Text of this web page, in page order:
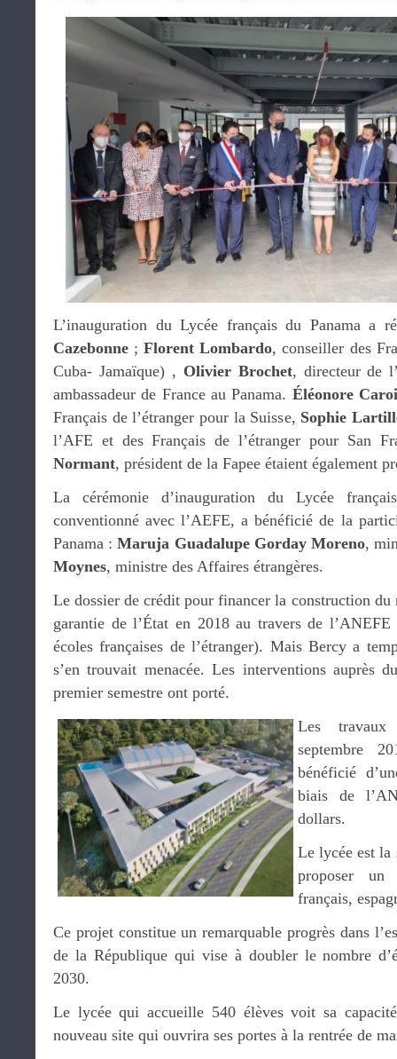
L’inauguration du Lycée français du Panama a
Cazebonne ;Florent Lombardo, conseiller des
Cuba- Jamaïque) , Olivier Brochet, directeur de
ambassadeur de France au Panama. Éléonore
Français de l’étranger pour la Suisse, Sophie
l’AFE et des Français de l’étranger pour San
Normant, président de la Fapee étaient également
La cérémonie d’inauguration du Lycée
conventionné avec l’AEFE, a bénéficié de la
Panama :Maruja Guadalupe Gorday Moreno,
Moynes, ministre des Affaires étrangères.
Le dossier de crédit pour financer la construction
garantie de l’État en 2018 au travers de l’ANEFE
écoles françaises de l’étranger). Mais Bercy a
s’en trouvait menacée. Les interventions auprès
premier semestre ont porté.
Les
septembre
bénéficié
biais de
dollars.
Le lycée est la
proposer un
français,
Ce projet constitue un remarquable progrès dans
de la République qui vise à doubler le nombre
2030.
Le lycée qui accueille 540 élèves voit sa
nouveau site qui ouvrira ses portes à la rentrée de